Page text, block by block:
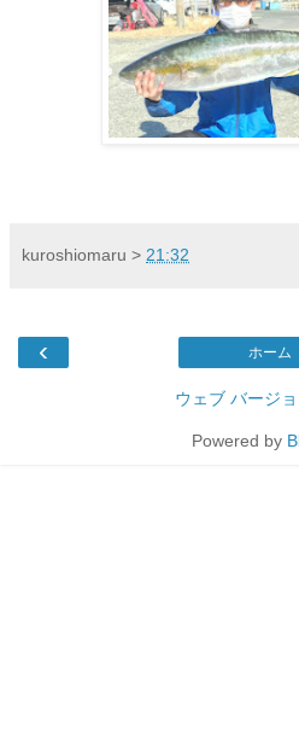
kuroshiomaru > 21:32
‹ ホーム
ウェブ バージ
Powered by